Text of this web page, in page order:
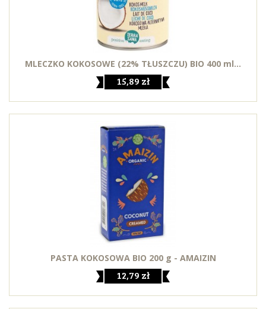
MLECZKO KOKOSOWE (22% TŁUSZCZU) BIO 400 ml...
15,89 zł
PASTA KOKOSOWA BIO 200 g - AMAIZIN
12,79 zł